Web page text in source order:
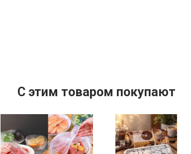
C этим товаром покупают